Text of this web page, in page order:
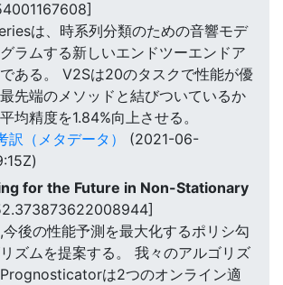
は、時系列分類のための音響モデ
ラムする新しいエンドツーエンドア
ある。 V2Sは20のタスクで性能が優
先端のメソッドと結びついているか
均精度を1.84%向上させる。
訳（メタデータ）
(2021-06-
for the Future in Non-Stationary
後の性能予測を最大化するポリシ勾
ズムを提案する。 我々のアルゴリズ
は2つのオンライン適